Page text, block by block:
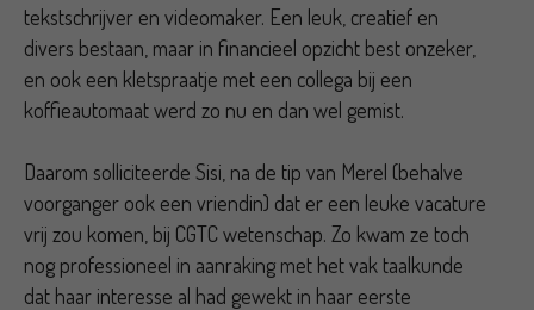
tekstschrijver en videomaker. Een leuk, creatief en
divers bestaan, maar in financieel opzicht best onzeker,
en ook een kletspraatje met een collega bij een
koffieautomaat werd zo nu en dan wel gemist.
Daarom solliciteerde Sisi, na de tip van Merel (behalve
voorganger ook een vriendin) dat er een leuke vacature
vrij zou komen, bij CGTC wetenschap. Zo kwam ze toch
nog professioneel in aanraking met het vak taalkunde
dat haar interesse al had gewekt in haar eerste